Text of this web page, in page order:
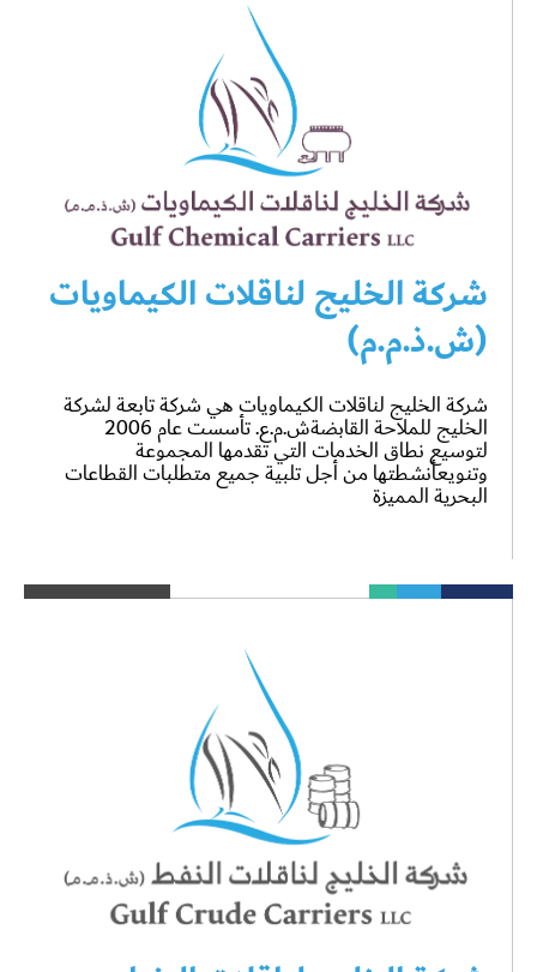
شركة الخليج لناقلات الكيماويات
(ش.ذ.م.م)
شركة الخليج لناقلات الكيماويات هي شركة تابعة لشركة
الخليج للملاحة القابضةش.م.ع. تأسست عام 2006
لتوسيع نطاق الخدمات التي تقدمها المجموعة
وتنويعأنشطتها من أجل تلبية جميع متطلبات القطاعات
البحرية المميزة